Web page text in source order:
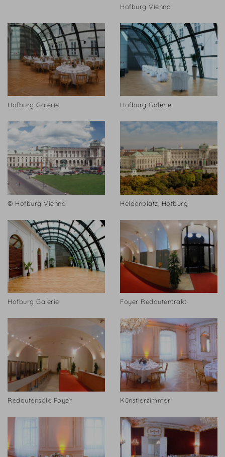
Hofburg Vienna
Hofburg Galerie Hofburg Galerie
© Hofburg Vienna Heldenplatz, Hofburg
Hofburg Galerie Foyer Redoutentrakt
Redoutensäle Foyer Künstlerzimmer